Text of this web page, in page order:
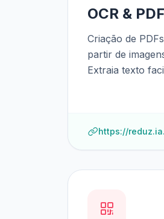
OCR &
Criação de
partir de
Extraia texto
https://